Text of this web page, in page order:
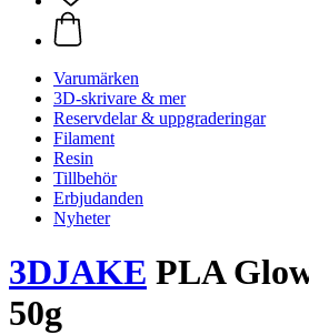
Varumärken
3D-skrivare & mer
Reservdelar & uppgraderingar
Filament
Resin
Tillbehör
Erbjudanden
Nyheter
3DJAKE PLA
50g